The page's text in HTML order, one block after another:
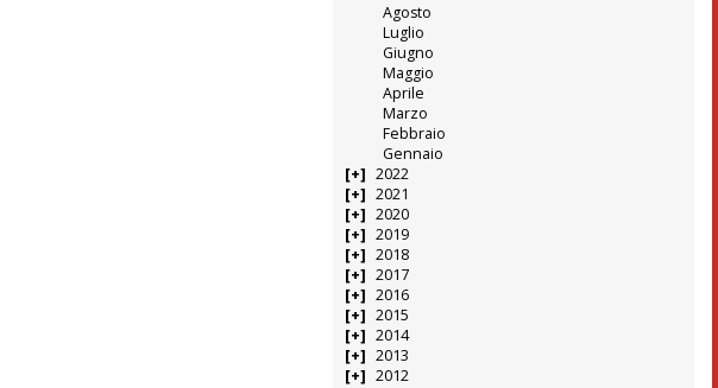
Agosto
Luglio
Giugno
Maggio
Aprile
Marzo
Febbraio
Gennaio
2022
2021
2020
2019
2018
2017
2016
2015
2014
2013
2012